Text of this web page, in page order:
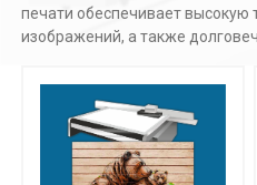
печати обеспечивает высокую
изображений, а также